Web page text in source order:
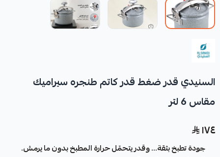
السنيدي قدر ضغط قدر كاتم طنجره سيراميك
مقاس 6 لتر
١٧٤
جودة تطبخ بثقة… وقدر يتحمّل حرارة المطبخ بدون ما يرمش.